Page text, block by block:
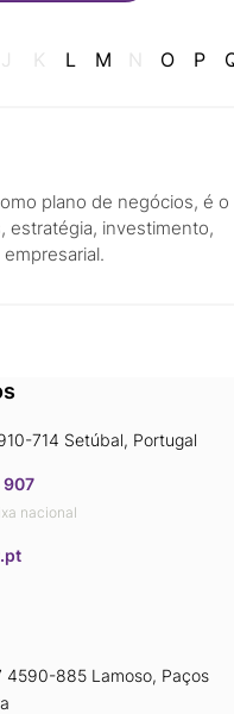
J K L M N O P
plano de negócios, é o
estratégia, investimento,
714 Setúbal, Portugal
907
nacional
4590-885 Lamoso, Paços